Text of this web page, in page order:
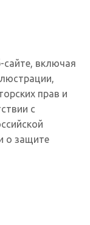
включая
прав и
с
о защите